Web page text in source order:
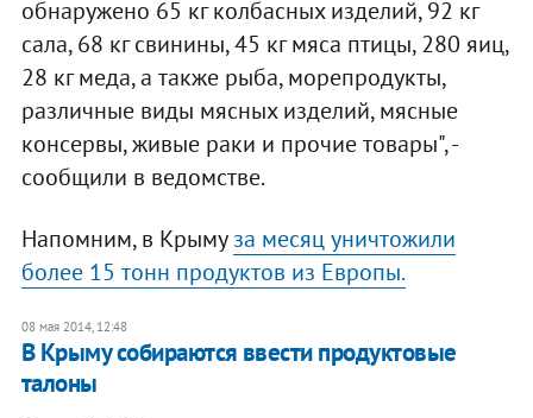
обнаружено 65 кг колбасных изделий, 92 кг
сала, 68 кг свинины, 45 кг мяса птицы, 280 яиц,
28 кг меда, а также рыба, морепродукты,
различные виды мясных изделий, мясные
консервы, живые раки и прочие товары", -
сообщили в ведомстве.
Напомним, в Крымуза месяц уничтожили
более 15 тонн продуктов из Европы.
08 мая 2014, 12:48
В Крыму собираются ввести продуктовые
талоны